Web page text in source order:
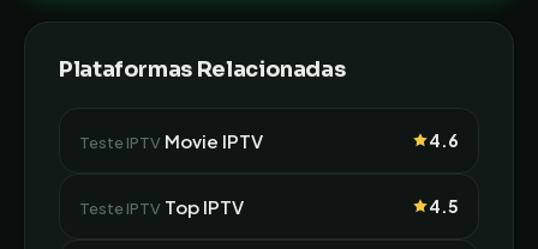
Plataformas Relacionadas
Teste IPTV Movie IPTV 4.6
Teste IPTV Top IPTV 4.5